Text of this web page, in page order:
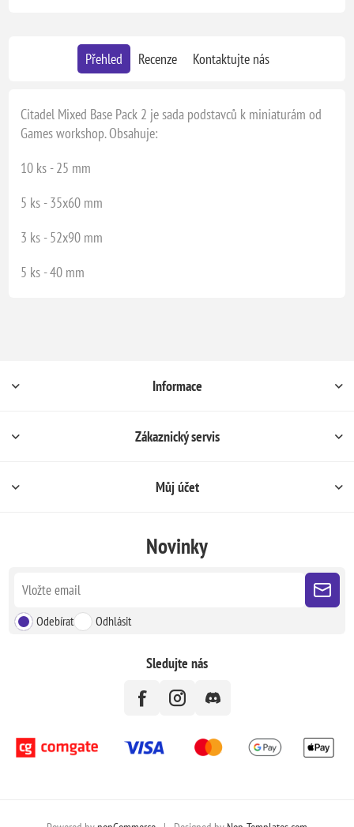
Přehled Recenze Kontaktujte nás
Citadel Mixed Base Pack 2 je sada podstavců k miniaturám od
Games workshop. Obsahuje:
10 ks - 25 mm
5 ks - 35x60 mm
3 ks - 52x90 mm
5 ks - 40 mm
Informace
Zákaznický servis
Můj účet
Novinky
Odebírat Odhlásit
Sledujte nás